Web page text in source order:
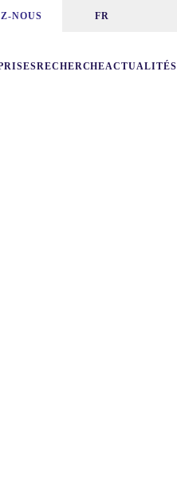
NOUS FR
RECHERCHEACTUALITÉS